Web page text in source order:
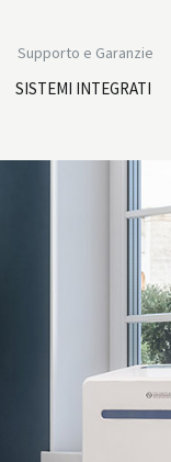
Supporto e Garanzie
SISTEMI INTEGRATI